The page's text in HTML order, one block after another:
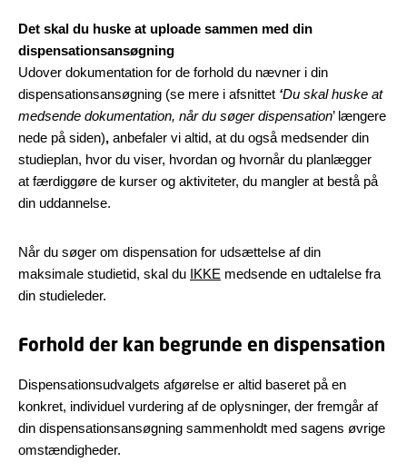
Det skal du huske at uploade sammen med din
dispensationsansøgning
Udover dokumentation for de forhold du nævner i din
dispensationsansøgning (se mere i afsnittet ‘Du skal huske at
medsende dokumentation, når du søger dispensation’ længere
nede på siden), anbefaler vi altid, at du også medsender din
studieplan, hvor du viser, hvordan og hvornår du planlægger
at færdiggøre de kurser og aktiviteter, du mangler at bestå på
din uddannelse.
Når du søger om dispensation for udsættelse af din
maksimale studietid, skal du IKKE medsende en udtalelse fra
din studieleder.
Forhold der kan begrunde en dispensation
Dispensationsudvalgets afgørelse er altid baseret på en
konkret, individuel vurdering af de oplysninger, der fremgår af
din dispensationsansøgning sammenholdt med sagens øvrige
omstændigheder.